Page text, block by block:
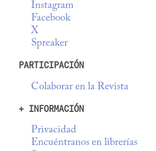
Instagram
Facebook
X
Spreaker
PARTICIPACIÓN
Colaborar en la Revista
+ INFORMACIÓN
Privacidad
Encuéntranos en librerías